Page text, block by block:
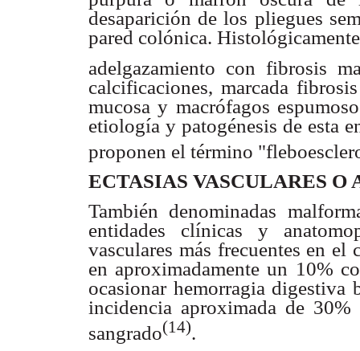
desaparición de los pliegues
pared colónica.
adelgazamiento con fibrosis
calcificaciones, marcada
mucosa y macrófagos
etiología y patogénesis de esta
proponen el término
ECTASIAS VASCULARES
También denominadas
entidades clínicas y
vasculares más frecuentes en
en aproximadamente un 10%
ocasionar hemorragia digestiva
incidencia aproximada de
sangrado(14).